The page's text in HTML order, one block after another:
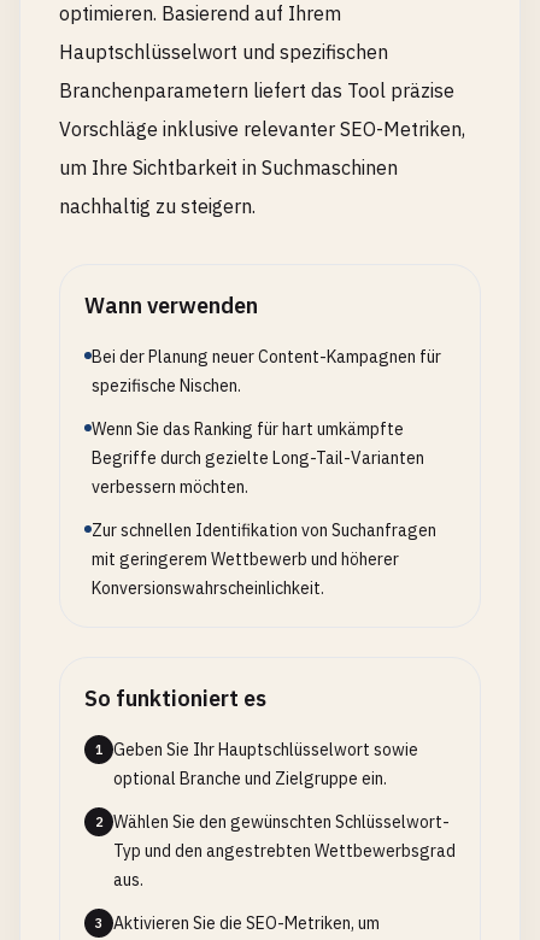
optimieren. Basierend auf Ihrem
Hauptschlüsselwort und spezifischen
Branchenparametern liefert das Tool präzise
Vorschläge inklusive relevanter SEO-Metriken,
um Ihre Sichtbarkeit in Suchmaschinen
nachhaltig zu steigern.
Wann verwenden
Bei der Planung neuer Content-Kampagnen für
spezifische Nischen.
Wenn Sie das Ranking für hart umkämpfte
Begriffe durch gezielte Long-Tail-Varianten
verbessern möchten.
Zur schnellen Identifikation von Suchanfragen
mit geringerem Wettbewerb und höherer
Konversionswahrscheinlichkeit.
So funktioniert es
1
Geben Sie Ihr Hauptschlüsselwort sowie
optional Branche und Zielgruppe ein.
2
Wählen Sie den gewünschten Schlüsselwort-
Typ und den angestrebten Wettbewerbsgrad
aus.
3
Aktivieren Sie die SEO-Metriken, um